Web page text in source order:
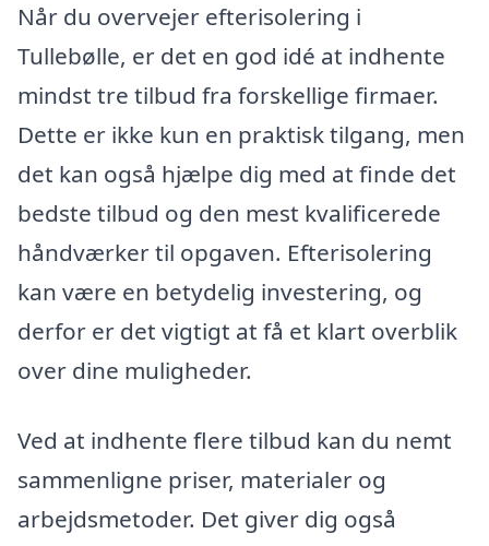
Når du overvejer efterisolering i
Tullebølle, er det en god idé at indhente
mindst tre tilbud fra forskellige firmaer.
Dette er ikke kun en praktisk tilgang, men
det kan også hjælpe dig med at finde det
bedste tilbud og den mest kvalificerede
håndværker til opgaven. Efterisolering
kan være en betydelig investering, og
derfor er det vigtigt at få et klart overblik
over dine muligheder.
Ved at indhente flere tilbud kan du nemt
sammenligne priser, materialer og
arbejdsmetoder. Det giver dig også